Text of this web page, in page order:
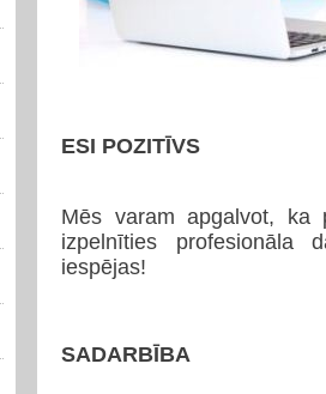
ESI POZITĪVS
Mēs varam apgalvot, ka
izpelnīties profesionāla
iespējas!
SADARBĪBA